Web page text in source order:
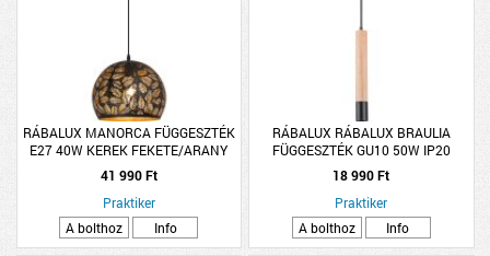
RÁBALUX MANORCA FÜGGESZTÉK
E27 40W KEREK FEKETE/ARANY
41 990 Ft
Praktiker
A bolthoz
Info
RÁBALUX RÁBALUX BRAULIA
FÜGGESZTÉK GU10 50W IP20
5,5X100CM BÜKK
18 990 Ft
Praktiker
A bolthoz
Info